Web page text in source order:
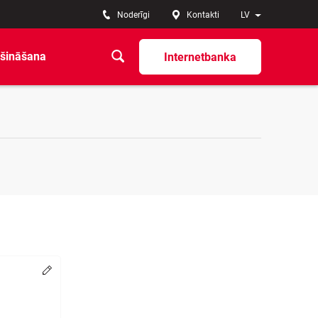
LV
Noderīgi Kontakti
Internetbanka
Change